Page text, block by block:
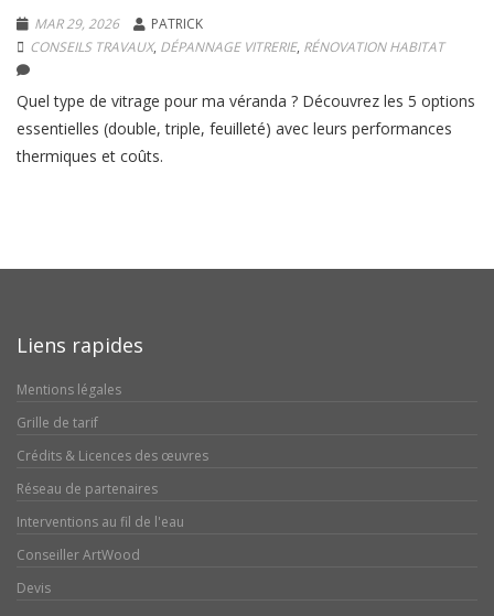
MAR 29, 2026
PATRICK
CONSEILS TRAVAUX, DÉPANNAGE VITRERIE, RÉNOVATION HABITAT
Quel type de vitrage pour ma véranda ? Découvrez les 5 options
essentielles (double, triple, feuilleté) avec leurs performances
thermiques et coûts.
Liens rapides
Mentions légales
Grille de tarif
Crédits & Licences des œuvres
Réseau de partenaires
Interventions au fil de l'eau
Conseiller ArtWood
Devis